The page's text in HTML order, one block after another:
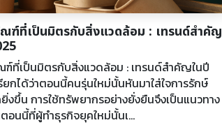
ฑ์ที่เป็นมิตรกับสิ่งแวดล้อม : เทรนด์สำคัญ
ฑ์ที่เป็นมิตรกับสิ่งแวดล้อม : เทรนด์สำคัญในปี
ยกได้ว่าตอนนี้คนรุ่นใหม่นั้นหันมาใส่ใจการรักษ์
งขึ้น การใช้ทรัพยากรอย่างยั่งยืนจึงเป็นแนวทาง
อนนี้ที่ผู้ทำธุรกิจยุคใหม่นั้นเ...